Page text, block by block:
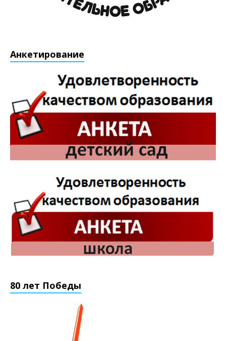
Анкетирование
80 лет Победы